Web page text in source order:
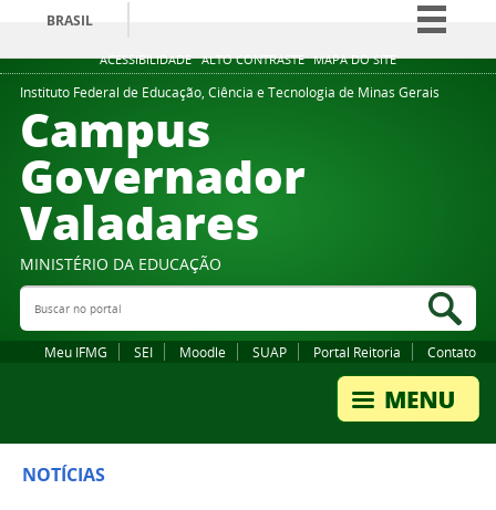
ACESSIBILIDADE ALTO CONTRASTE MAPA DO SITE
BRASIL
Simplifique!
Comunica BR
Instituto Federal de Educação, Ciência e Tecnologia de Minas Gerais
Campus
Governador
Valadares
MINISTÉRIO DA EDUCAÇÃO
Buscar no portal
Meu IFMG SEI Moodle SUAP Portal Reitoria Contato
NOTÍCIAS